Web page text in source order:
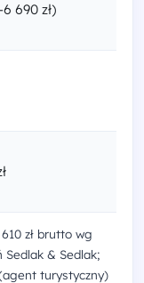
690 zł)
zł brutto wg
& Sedlak;
turystyczny)